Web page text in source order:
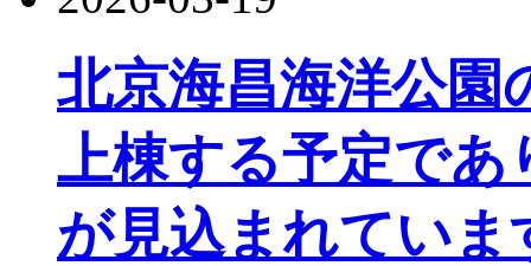
北京海昌海洋公園
上棟する予定であ
が見込まれていま